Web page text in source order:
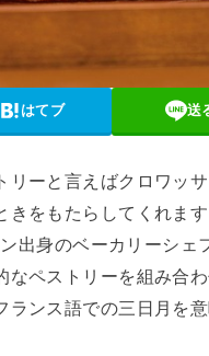
はてブ 送
ーと言えばクロワッサ
をもたらしてくれま
出身のベーカリーシェ
ペストリーを組み合
ンス語での三日月を